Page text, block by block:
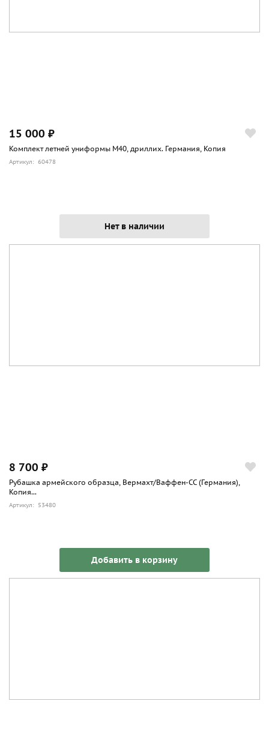
15 000 ₽
Комплект летней униформы М40, дриллих. Германия, Копия
Артикул: 60478
Нет в наличии
8 700 ₽
Рубашка армейского образца, Вермахт/Ваффен-СС (Германия),
Копия...
Артикул: 53480
Добавить в корзину